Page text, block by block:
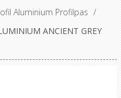
Aluminium Profilpas /
ANCIENT GREY